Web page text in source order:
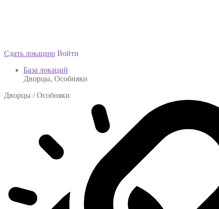
Сдать локацию Войти
База локаций
Дворцы, Особняки
Дворцы / Особняки